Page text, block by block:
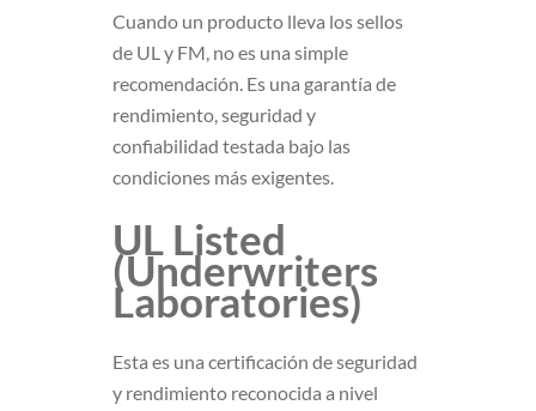
Cuando un producto lleva los sellos
de UL y FM, no es una simple
recomendación. Es una garantía de
rendimiento, seguridad y
confiabilidad testada bajo las
condiciones más exigentes.
UL Listed
(Underwriters
Laboratories)
Esta es una certificación de seguridad
y rendimiento reconocida a nivel